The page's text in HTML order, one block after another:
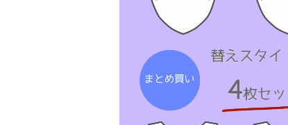
替えスタイ：まとめ買い4枚
¥3,240